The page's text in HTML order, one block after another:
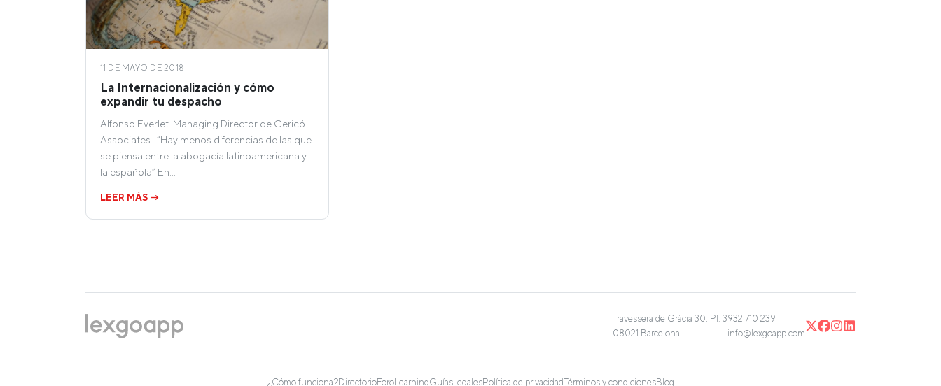
11 DE MAYO DE 2018
La Internacionalización y cómo
expandir tu despacho
Alfonso Everlet. Managing Director de Gericó
Associates “Hay menos diferencias de las que
se piensa entre la abogacía latinoamericana y
la española” En…
LEER MÁS →
Travessera de Gràcia 30, Pl. 3
08021 Barcelona
932 710 239
info@lexgoapp.com
¿Cómo funciona?DirectorioForoLearningGuías legalesPolítica de privacidadTérminos y condicionesBlog